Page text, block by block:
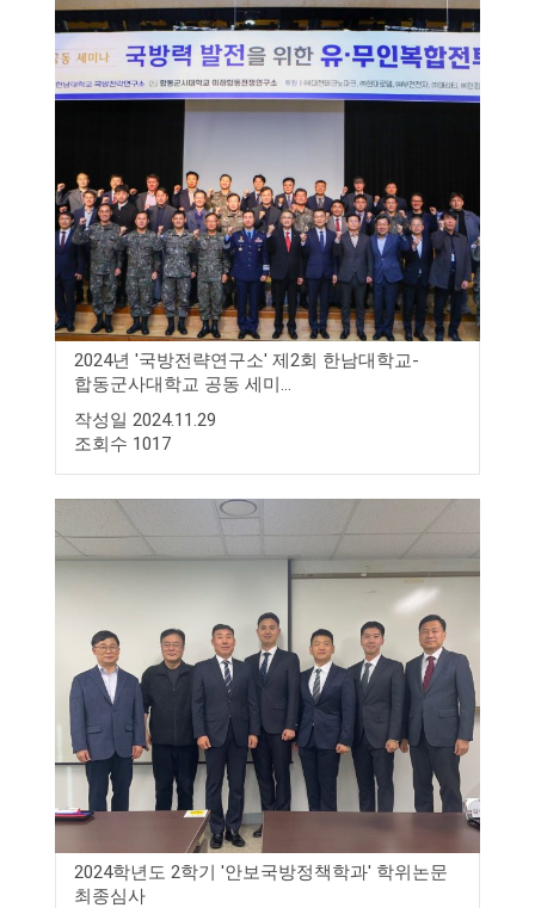
2024년 '국방전략연구소' 제2회 한남대학교-
합동군사대학교 공동 세미...
작성일 2024.11.29
조회수 1017
2024학년도 2학기 '안보국방정책학과' 학위논문
최종심사